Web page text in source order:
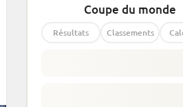
Coupe du monde
Résultats Classements